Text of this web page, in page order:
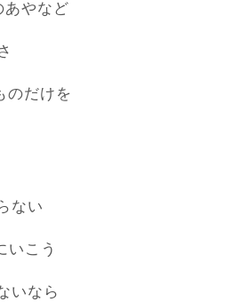
あやなど
のだけを
ない
いこう
いなら